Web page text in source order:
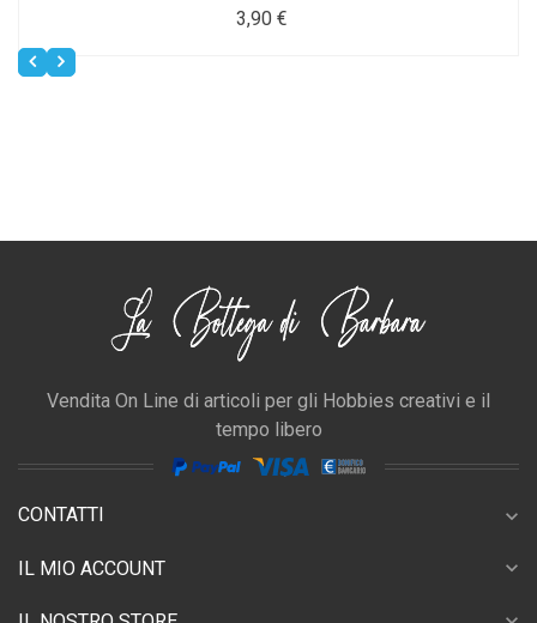
3,90 €
Vendita On Line di articoli per gli Hobbies creativi e il
tempo libero
CONTATTI expand_more
IL MIO ACCOUNT expand_more